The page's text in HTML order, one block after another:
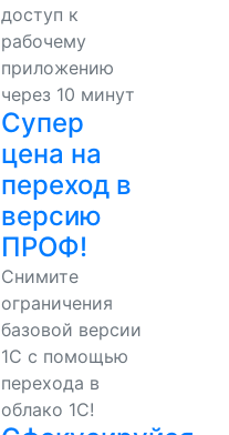
доступ к
рабочему
приложению
через 10 минут
Супер
цена на
переход в
версию
ПРОФ!
Снимите
ограничения
базовой версии
1С с помощью
перехода в
облако 1С!